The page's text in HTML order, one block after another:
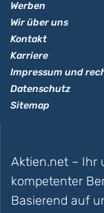
Werben
Wir über uns
Kontakt
Karriere
Impressum und
Datenschutz
Sitemap
Aktien.net – Ihr
kompetenter
Basierend auf